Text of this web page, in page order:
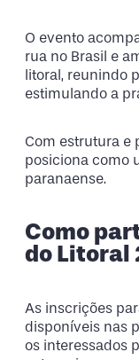
O evento
rua no Brasil e
litoral, reunindo
estimulando a
Com estrutura e
posiciona como
paranaense.
Como
do Litoral
As inscrições
disponíveis nas
os interessados